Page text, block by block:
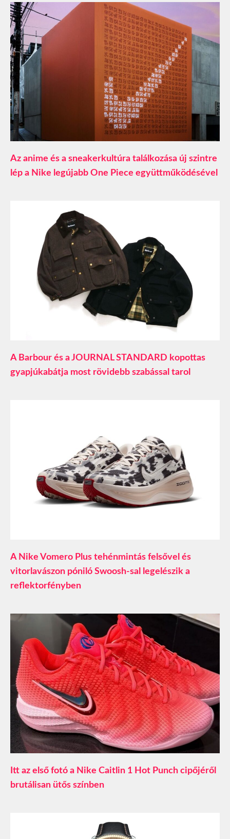
Az anime és a sneakerkultúra találkozása új szintre
lép a Nike legújabb One Piece együttműködésével
A Barbour és a JOURNAL STANDARD kopottas
gyapjúkabátja most rövidebb szabással tarol
A Nike Vomero Plus tehénmintás felsővel és
vitorlavászon póniló Swoosh-sal legelészik a
reflektorfényben
Itt az első fotó a Nike Caitlin 1 Hot Punch cipőjéről
brutálisan ütős színben